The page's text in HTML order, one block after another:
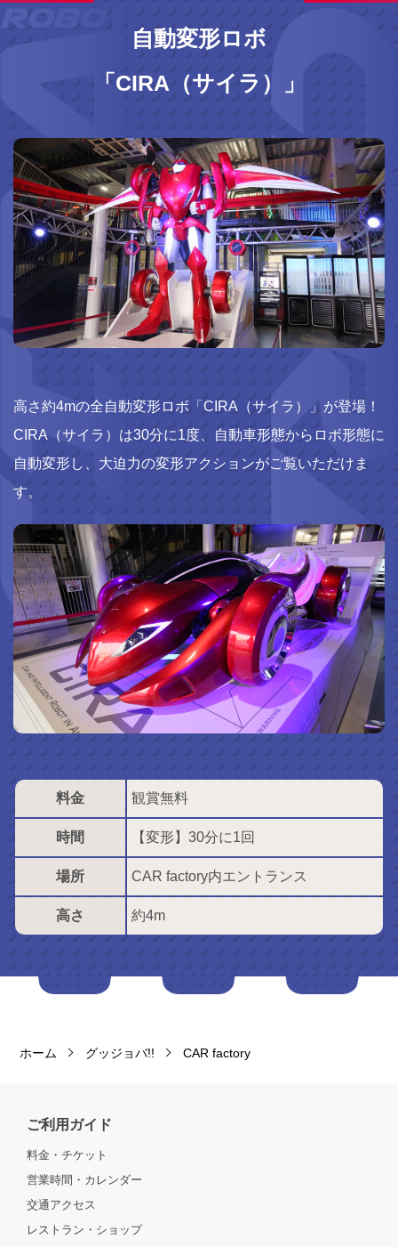
自動変形ロボ
「CIRA（サイラ）」
高さ約4mの全自動変形ロボ「CIRA（サイラ）」が登場！
CIRA（サイラ）は30分に1度、自動車形態からロボ形態に
自動変形し、大迫力の変形アクションがご覧いただけま
す。
料金 観賞無料
時間 【変形】30分に1回
場所 CAR factory内エントランス
高さ 約4m
ホーム グッジョバ!! CAR factory
ご利用ガイド
料金・チケット
営業時間・カレンダー
交通アクセス
レストラン・ショップ